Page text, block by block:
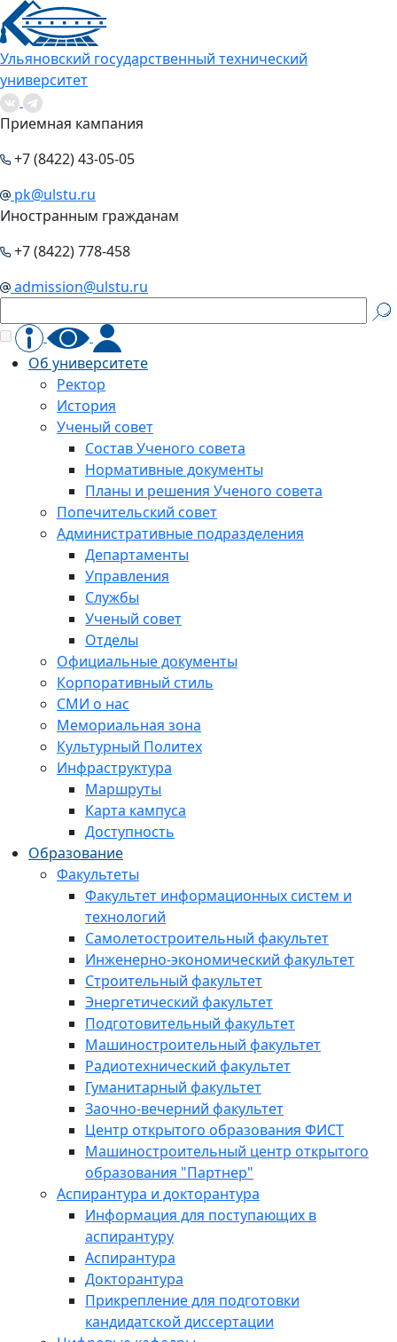
Ульяновский государственный технический
университет
Приемная кампания
+7 (8422) 43-05-05
pk@ulstu.ru
Иностранным гражданам
+7 (8422) 778-458
admission@ulstu.ru
Об университете
Ректор
История
Ученый совет
Состав Ученого совета
Нормативные документы
Планы и решения Ученого совета
Попечительский совет
Административные подразделения
Департаменты
Управления
Службы
Ученый совет
Отделы
Официальные документы
Корпоративный стиль
СМИ о нас
Мемориальная зона
Культурный Политех
Инфраструктура
Маршруты
Карта кампуса
Доступность
Образование
Факультеты
Факультет информационных систем и
технологий
Самолетостроительный факультет
Инженерно-экономический факультет
Строительный факультет
Энергетический факультет
Подготовительный факультет
Машиностроительный факультет
Радиотехнический факультет
Гуманитарный факультет
Заочно-вечерний факультет
Центр открытого образования ФИСТ
Машиностроительный центр открытого
образования "Партнер"
Аспирантура и докторантура
Информация для поступающих в
аспирантуру
Аспирантура
Докторантура
Прикрепление для подготовки
кандидатской диссертации